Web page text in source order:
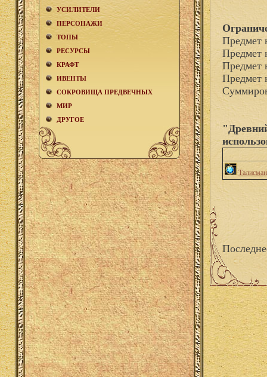
УСИЛИТЕЛИ
ПЕРСОНАЖИ
ТОПЫ
РЕСУРСЫ
КРАФТ
ИВЕНТЫ
СОКРОВИЩА ПРЕДВЕЧНЫХ
МИР
ДРУГОЕ
Предмет
Предмет
Предмет
Предмет